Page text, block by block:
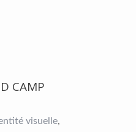
CAMP
visuelle,